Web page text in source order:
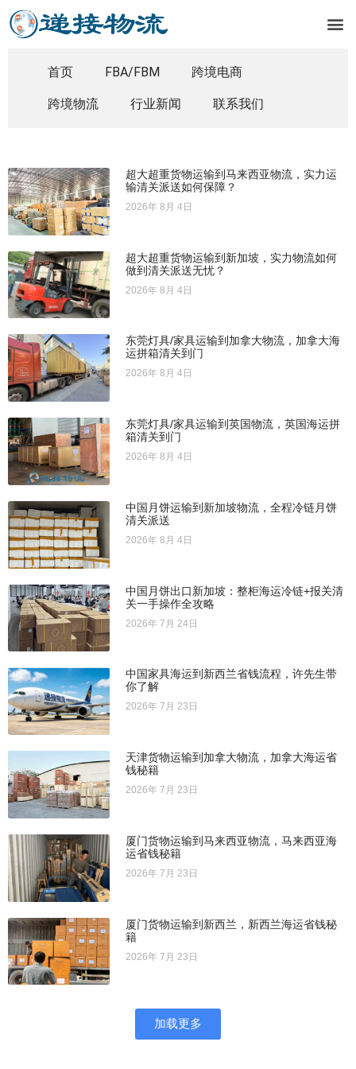
首页 FBA/FBM 跨境电商
跨境物流 行业新闻 联系我们
超大超重货物运输到马来西亚物流，实力运
输清关派送如何保障？
2026年 8月 4日
超大超重货物运输到新加坡，实力物流如何
做到清关派送无忧？
2026年 8月 4日
东莞灯具/家具运输到加拿大物流，加拿大海
运拼箱清关到门
2026年 8月 4日
东莞灯具/家具运输到英国物流，英国海运拼
箱清关到门
2026年 8月 4日
中国月饼运输到新加坡物流，全程冷链月饼
清关派送
2026年 8月 4日
中国月饼出口新加坡：整柜海运冷链+报关清
关一手操作全攻略
2026年 7月 24日
中国家具海运到新西兰省钱流程，许先生带
你了解
2026年 7月 23日
天津货物运输到加拿大物流，加拿大海运省
钱秘籍
2026年 7月 23日
厦门货物运输到马来西亚物流，马来西亚海
运省钱秘籍
2026年 7月 23日
厦门货物运输到新西兰，新西兰海运省钱秘
籍
2026年 7月 23日
加载更多